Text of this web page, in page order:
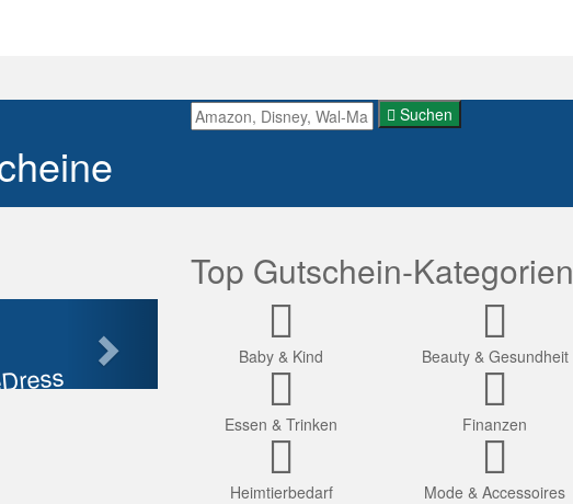
Suchen
Top Gutschein-Kategorien
Baby & Kind Beauty & Gesundheit
Essen & Trinken Finanzen
Heimtierbedarf Mode & Accessoires